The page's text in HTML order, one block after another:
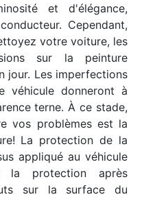
et d'élégance,
Cependant,
votre voiture, les
sur la peinture
jour. Les imperfections
donneront à
terne. À ce stade,
vos problèmes est la
La protection de la
appliqué au véhicule
protection après
sur la surface du